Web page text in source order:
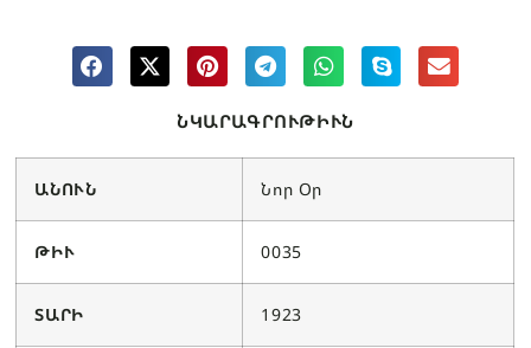
ՆԿԱՐԱԳՐՈՒԹԻՒՆ
ԱՆՈՒՆ Նոր Օր
ԹԻՒ 0035
ՏԱՐԻ 1923